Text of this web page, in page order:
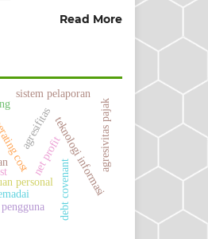
Read More
personal
net profit
cost teknologi informasi
agresivitas pajak
sistem pelaporan
agresifitas
debt covenant